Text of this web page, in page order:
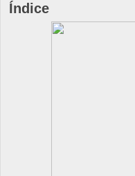
Índice